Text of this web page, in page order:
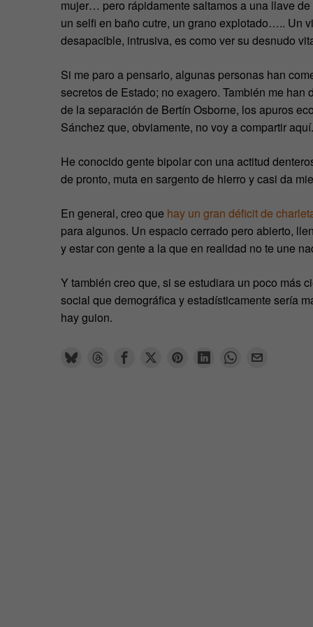
mujer… pero rápidamente saltamos a una llave
un selfi en baño cutre, un grano explotado….. Un
desapacible, intrusiva, es como ver su desnudo
Si me paro a pensarlo, algunas personas han
secretos de Estado; no exagero. También me
de la separación de Bertín Osborne, los apuros
Sánchez que, obviamente, no voy a compartir aquí.
He conocido gente bipolar con una actitud
de pronto, muta en sargento de hierro y casi da
En general, creo que hay un gran déficit de
para algunos. Un espacio cerrado pero abierto,
y estar con gente a la que en realidad no te une
Y también creo que, si se estudiara un poco más
social que demográfica y estadísticamente sería
hay guion.